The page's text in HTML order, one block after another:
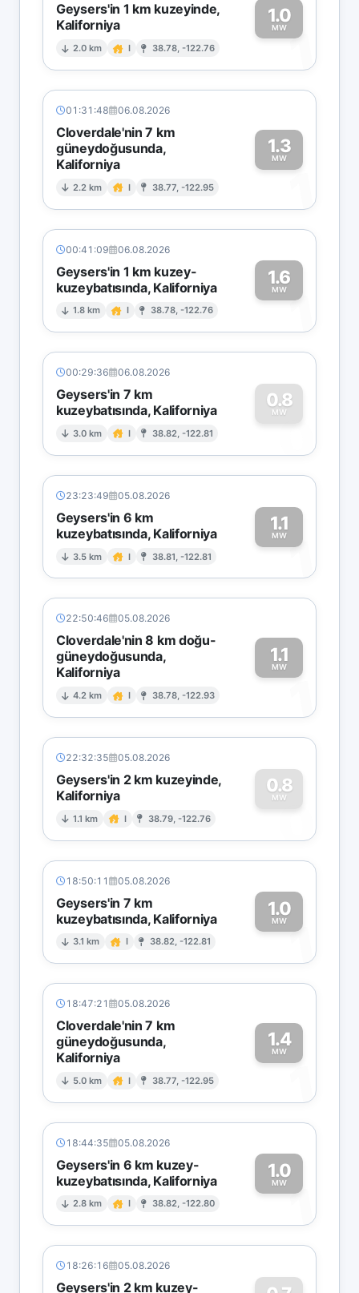
Geysers'in 1 km kuzeyinde,
Kaliforniya
2.0 km I 38.78, -122.76
1.0
MW1
01:31:48 06.08.2026
Cloverdale'nin 7 km
güneydoğusunda,
Kaliforniya
2.2 km I 38.77, -122.95
1.3
MW
1
00:41:09 06.08.2026
Geysers'in 1 km kuzey-
kuzeybatısında, Kaliforniya
1.8 km I 38.78, -122.76
1.6
MW1
00:29:36 06.08.2026
Geysers'in 7 km
kuzeybatısında, Kaliforniya
3.0 km I 38.82, -122.81
0.8
MW
0
23:23:49 05.08.2026
Geysers'in 6 km
kuzeybatısında, Kaliforniya
3.5 km I 38.81, -122.81
1.1
MW1
22:50:46 05.08.2026
Cloverdale'nin 8 km doğu-
güneydoğusunda,
Kaliforniya
4.2 km I 38.78, -122.93
1.1
MW
1
22:32:35 05.08.2026
Geysers'in 2 km kuzeyinde,
Kaliforniya
1.1 km I 38.79, -122.76
0.8
MW
0
18:50:11 05.08.2026
Geysers'in 7 km
kuzeybatısında, Kaliforniya
3.1 km I 38.82, -122.81
1.0
MW1
18:47:21 05.08.2026
Cloverdale'nin 7 km
güneydoğusunda,
Kaliforniya
5.0 km I 38.77, -122.95
1.4
MW
1
18:44:35 05.08.2026
Geysers'in 6 km kuzey-
kuzeybatısında, Kaliforniya
2.8 km I 38.82, -122.80
1.0
MW1
18:26:16 05.08.2026
Geysers'in 2 km kuzey-